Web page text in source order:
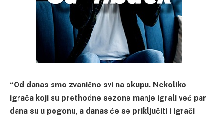
“Od danas smo zvanično svi na okupu. Nekoliko
igrača koji su prethodne sezone manje igrali već par
dana su u pogonu, a danas će se priključiti i igrači